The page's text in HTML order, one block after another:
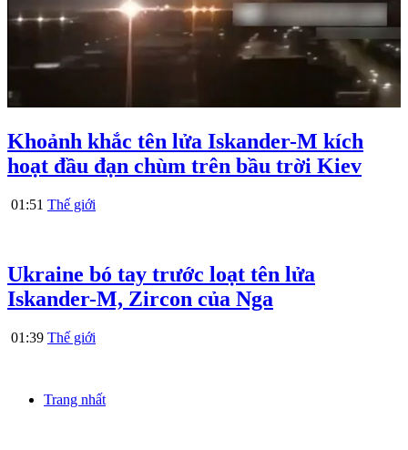
Khoảnh khắc tên lửa Iskander-M kích
hoạt đầu đạn chùm trên bầu trời Kiev
01:51 Thế giới
Ukraine bó tay trước loạt tên lửa
Iskander-M, Zircon của Nga
01:39 Thế giới
Trang nhất